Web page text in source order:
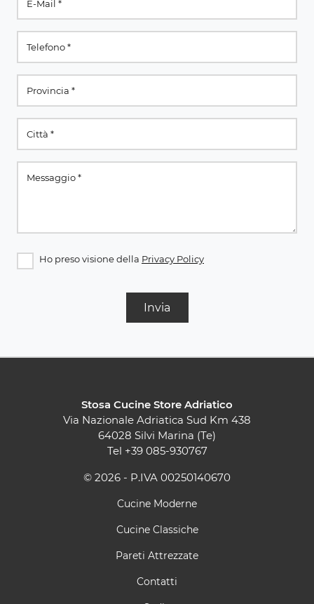
Ho preso visione della Privacy Policy
Invia
Stosa Cucine Store Adriatico
Via Nazionale Adriatica Sud Km 438
64028 Silvi Marina (Te)
Tel +39 085-930767
© 2026 - P.IVA 00250140670
Cucine Moderne
Cucine Classiche
Pareti Attrezzate
Contatti